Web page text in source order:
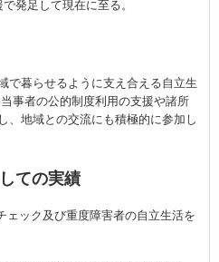
発足して現在に至る。
で暮らせるように支え合える自立生
事者の公的制度利用の支援や諸所
、地域との交流にも積極的に参加し
ての実績
ェック及び重度障害者の自立生活を